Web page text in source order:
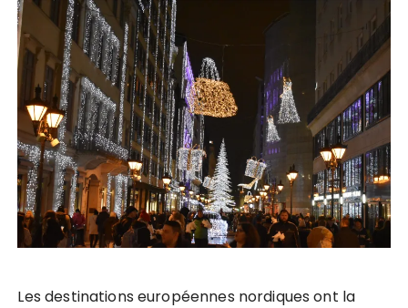
Les destinations européennes nordiques ont la